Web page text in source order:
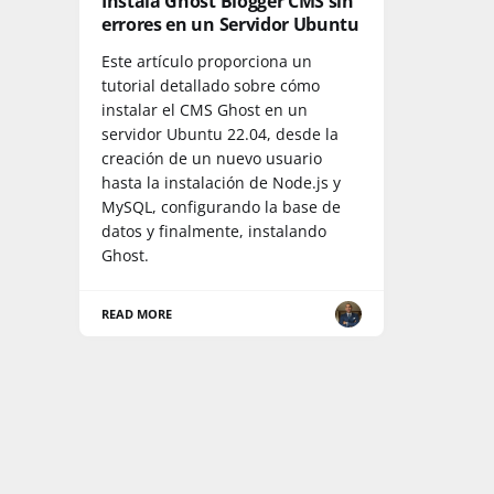
errores en un Servidor Ubuntu
Este artículo proporciona un
tutorial detallado sobre cómo
instalar el CMS Ghost en un
servidor Ubuntu 22.04, desde la
creación de un nuevo usuario
hasta la instalación de Node.js y
MySQL, configurando la base de
datos y finalmente, instalando
Ghost.
READ MORE